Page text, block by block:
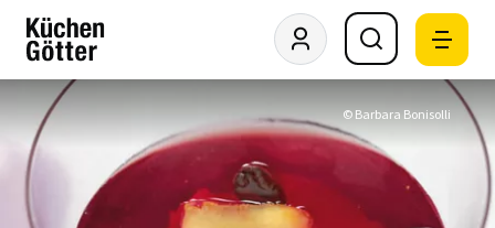
© Barbara Bonisolli